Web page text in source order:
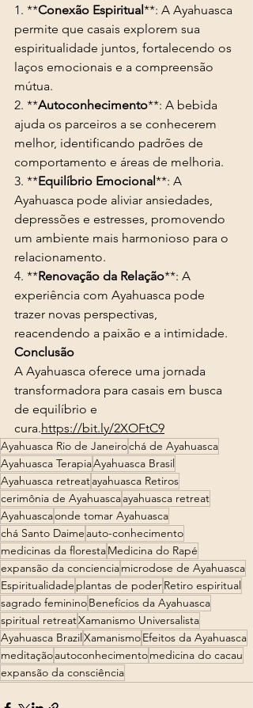
1. **Conexão Espiritual **: A Ayahuasca
permite que casais explorem sua
espiritualidade juntos, fortalecendo os
laços emocionais e a compreensão
mútua.
2. **Autoconhecimento**: A bebida
ajuda os parceiros a se conhecerem
melhor, identificando padrões de
comportamento e áreas de melhoria.
3. **Equilíbrio Emocional **: A
Ayahuasca pode aliviar ansiedades,
depressões e estresses, promovendo
um ambiente mais harmonioso para o
relacionamento.
4. **Renovação da Relação**: A
experiência com Ayahuasca pode
trazer novas perspectivas,
reacendendo a paixão e a intimidade.
Conclusão
A Ayahuasca oferece uma jornada
transformadora para casais em busca
de equilíbrio e
cura.https://bit.ly/2XOFtC9
Ayahuasca Rio de Janeirochá de Ayahuasca
Ayahuasca TerapiaAyahuasca Brasil
Ayahuasca retreatayahuasca Retiros
cerimônia de Ayahuascaayahuasca retreat
Ayahuascaonde tomar Ayahuasca
chá Santo Daime auto-conhecimento
medicinas da florestaMedicina do Rapé
expansão da concienciamicrodose de Ayahuasca
Espiritualidade plantas de poderRetiro espiritual
sagrado femininoBenefícios da Ayahuasca
spiritual retreatXamanismo Universalista
Ayahuasca BrazilXamanismoEfeitos da Ayahuasca
meditaçãoautoconhecimentomedicina do cacau
expansão da consciência